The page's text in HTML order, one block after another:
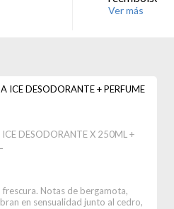
Ver más
ICE DESODORANTE + PERFUME
DESODORANTE X 250ML +
Notas de bergamota,
en sensualidad junto al cedro,